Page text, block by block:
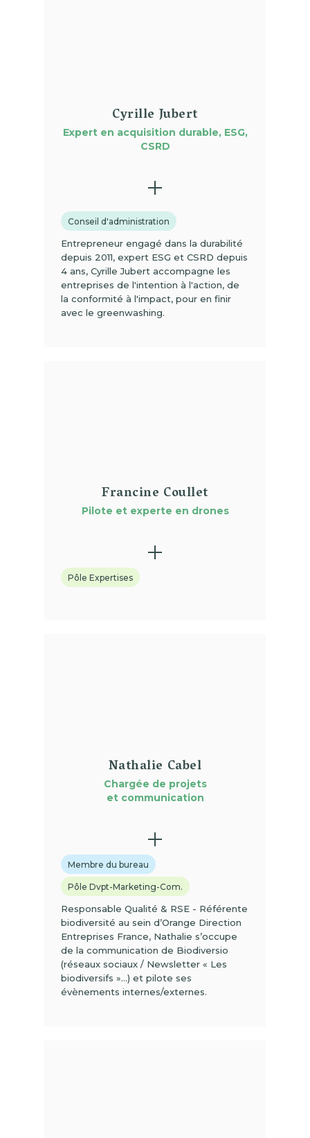
Cyrille Jubert
Expert en acquisition durable, ESG,
CSRD
Conseil d'administration
Entrepreneur engagé dans la durabilité
depuis 2011, expert ESG et CSRD depuis
4 ans, Cyrille Jubert accompagne les
entreprises de l'intention à l'action, de
la conformité à l'impact, pour en finir
avec le greenwashing.
Francine Coullet
Pilote et experte en drones
Pôle Expertises
Nathalie Cabel
Chargée de projets
et communication
Membre du bureau
Pôle Dvpt-Marketing-Com.
Responsable Qualité & RSE - Référente
biodiversité au sein d’Orange Direction
Entreprises France, Nathalie s’occupe
de la communication de Biodiversio
(réseaux sociaux / Newsletter « Les
biodiversifs »…) et pilote ses
évènements internes/externes.